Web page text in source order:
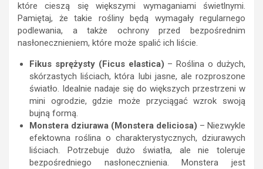
które cieszą się większymi wymaganiami świetlnymi.
Pamiętaj, że takie rośliny będą wymagały regularnego
podlewania, a także ochrony przed bezpośrednim
nasłonecznieniem, które może spalić ich liście.
Fikus sprężysty (Ficus elastica) – Roślina o dużych,
skórzastych liściach, która lubi jasne, ale rozproszone
światło. Idealnie nadaje się do większych przestrzeni w
mini ogrodzie, gdzie może przyciągać wzrok swoją
bujną formą.
Monstera dziurawa (Monstera deliciosa) – Niezwykle
efektowna roślina o charakterystycznych, dziurawych
liściach. Potrzebuje dużo światła, ale nie toleruje
bezpośredniego nasłonecznienia. Monstera jest